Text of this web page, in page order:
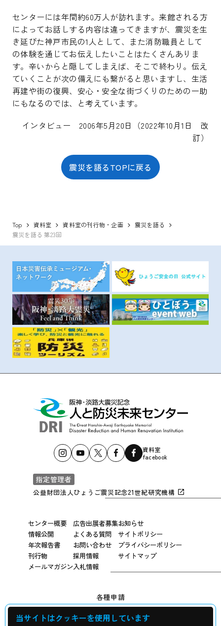
センターには年間約60万人が訪れます。来館される方
によってお話しする内容は違ってきますが、震災を生
き延びた神戸市民の1人として、また消防職員として
の体験を通じてお伝えしたいことはたくさんありま
す。辛いからと隠してしまえば、そこで終わり。伝え
ていくことが次の備えにも繋がると思いますし、生活
再建や街の復興、安心・安全な街づくりのための一助
にもなるのでは、と考えています。
インタビュー 2006年5月20日（2022年10月1日 改
訂）
震災を語るTOPに戻る
Top 資料室 資料室の刊行物・企画
震災を語る
震災を語る 第23回
資料室
facebook
指定管理者
公益財団法人ひょうご震災記念21世紀研究機構
センター概要
情報公開
年次報告書
刊行物
メールマガジン
広告出展者募集
よくある質問
お問い合わせ
採用情報
入札情報
お知らせ
サイトポリシー
プライバシーポリシー
サイトマップ
各種申請
広報用写真申し込み
当サイトはクッキーを使用しています